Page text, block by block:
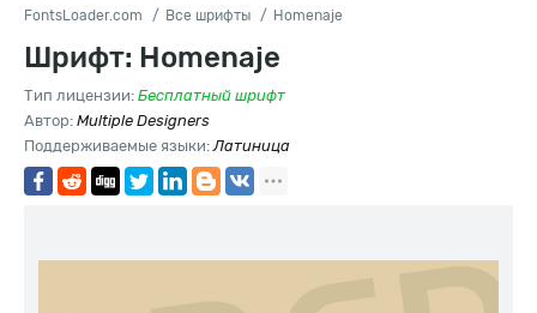
FontsLoader.com Все шрифты Homenaje
Шрифт: Homenaje
Тип лицензии: Бесплатный шрифт
Автор: Multiple Designers
Поддерживаемые языки:Латиница